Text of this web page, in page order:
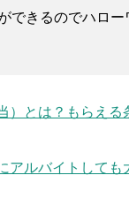
できるのでハロー
）とは？もらえる
アルバイトしても